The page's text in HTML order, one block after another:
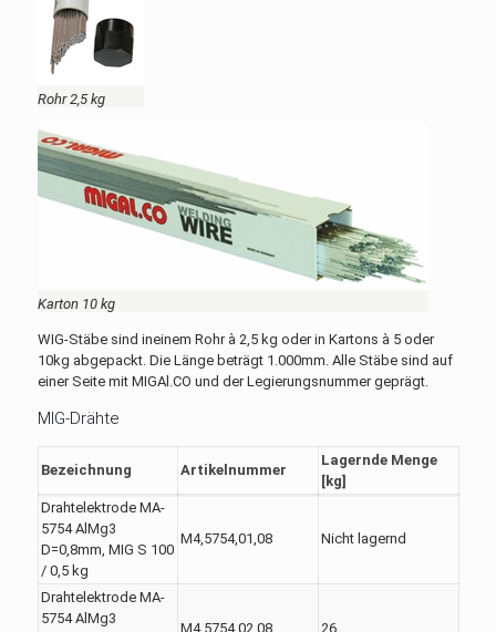
Rohr 2,5 kg
Karton 10 kg
WIG-Stäbe sind ineinem Rohr à 2,5 kg oder in Kartons à 5 oder
10kg abgepackt. Die Länge beträgt 1.000mm. Alle Stäbe sind auf
einer Seite mit MIGAl.CO und der Legierungsnummer geprägt.
MIG-Drähte
Bezeichnung Artikelnummer
Lagernde Menge
[kg]
Drahtelektrode MA-
5754 AlMg3
D=0,8mm, MIG S 100
/ 0,5 kg
M4,5754,01,08 Nicht lagernd
Drahtelektrode MA-
5754 AlMg3
M4,5754,02,08 26